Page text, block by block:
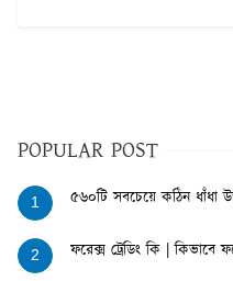
POPULAR POST
1 ৫৬০টি সবচেয়ে কঠিন ধাঁধা
2 ফরেক্স ট্রেডিং কি | কিভাবে